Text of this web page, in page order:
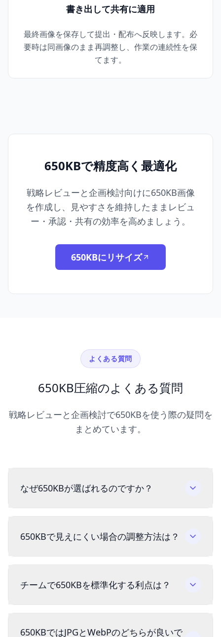
書き出して共有に適用
最終画像を保存して提出・配布へ反映します。必
要時は同画像のまま再調整し、作業の連続性を保
てます。
650KBで精度高く最適化
戦略レビューと企画検討向けに650KB画像
を作成し、見やすさを維持したままレビュ
ー・承認・共有の効率を高めましょう。
650KBにリサイズ
よくある質問
650KB圧縮のよくある質問
戦略レビューと企画検討で650KBを使う際の疑問を
まとめています。
なぜ650KBが選ばれるのですか？
650KBで見えにくい場合の調整方法は？
チームで650KBを標準化する利点は？
650KBではJPGとWebPのどちらが良いで